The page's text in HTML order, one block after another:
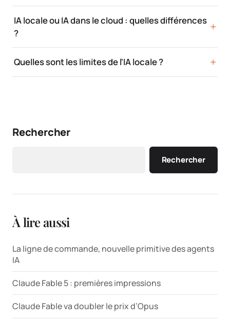
IA locale ou IA dans le cloud : quelles différences
?
Quelles sont les limites de l'IA locale ?
Rechercher
Rechercher
À lire aussi
La ligne de commande, nouvelle primitive des agents
IA
Claude Fable 5 : premières impressions
Claude Fable va doubler le prix d’Opus